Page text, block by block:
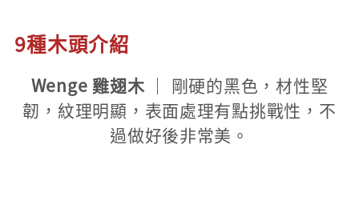
9種木頭介紹
Wenge 雞翅木｜ 剛硬的黑色，材性堅
韌，紋理明顯，表面處理有點挑戰性，不
過做好後非常美。